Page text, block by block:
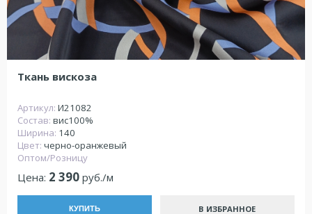
Ткань вискоза
Артикул: И21082
Состав: вис100%
Ширина: 140
Цвет: черно-оранжевый
Оптом/Розницу
Цена: 2 390 руб./м
КУПИТЬ В ИЗБРАННОЕ